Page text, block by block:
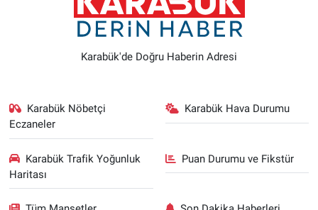
Karabük'de Doğru Haberin Adresi
Karabük Nöbetçi
Eczaneler
Karabük Hava Durumu
Karabük Trafik Yoğunluk
Haritası
Puan Durumu ve Fikstür